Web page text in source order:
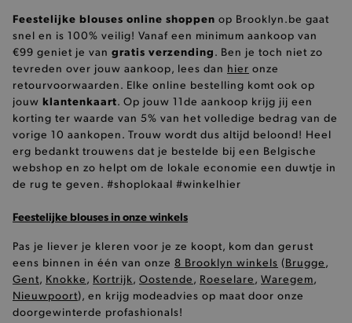
Feestelijke blouses online shoppen op Brooklyn.be gaat
snel en is 100% veilig! Vanaf een minimum aankoop van
€99 geniet je van gratis verzending. Ben je toch niet zo
tevreden over jouw aankoop, lees dan hier onze
retourvoorwaarden. Elke online bestelling komt ook op
jouw klantenkaart. Op jouw 11de aankoop krijg jij een
korting ter waarde van 5% van het volledige bedrag van de
vorige 10 aankopen. Trouw wordt dus altijd beloond! Heel
erg bedankt trouwens dat je bestelde bij een Belgische
webshop en zo helpt om de lokale economie een duwtje in
de rug te geven. #shoplokaal #winkelhier
Feestelijke blouses in onze winkels
Pas je liever je kleren voor je ze koopt, kom dan gerust
eens binnen in één van onze 8 Brooklyn winkels (Brugge ,
Gent, Knokke , Kortrijk, Oostende , Roeselare , Waregem,
Nieuwpoort), en krijg modeadvies op maat door onze
doorgewinterde profashionals!
AWSALBCORS
Amazon.com Inc.
widget-
mediator.zopim.com
last_visited_store
__zlcmid